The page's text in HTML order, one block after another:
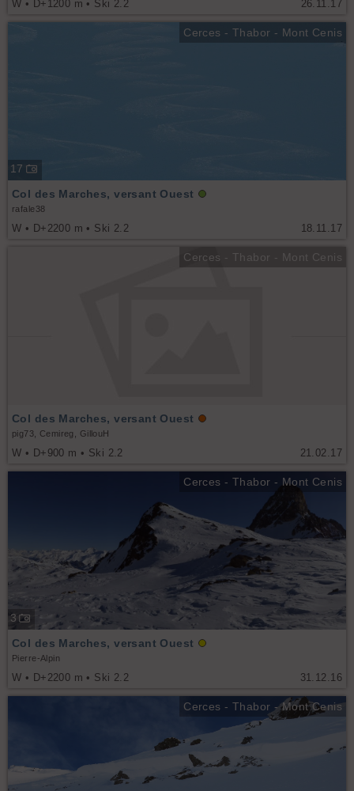
26.11.17
W • D+1200 m • Ski 2.2
Cerces - Thabor - Mont Cenis
17
18.11.17
Col des Marches, versant Ouest
rafale38
W • D+2200 m • Ski 2.2
Cerces - Thabor - Mont Cenis
21.02.17
Col des Marches, versant Ouest
pig73, Cemireg, GillouH
W • D+900 m • Ski 2.2
Cerces - Thabor - Mont Cenis
3
31.12.16
Col des Marches, versant Ouest
Pierre-Alpin
W • D+2200 m • Ski 2.2
Cerces - Thabor - Mont Cenis